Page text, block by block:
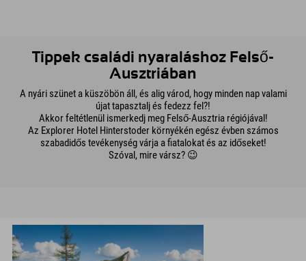
Tippek családi nyaraláshoz Felső-
Ausztriában
A nyári szünet a küszöbön áll, és alig várod, hogy minden nap valami
újat tapasztalj és fedezz fel?!
Akkor feltétlenül ismerkedj meg Felső-Ausztria régiójával!
Az Explorer Hotel Hinterstoder környékén egész évben számos
szabadidős tevékenység várja a fiatalokat és az időseket!
Szóval, mire vársz? 😉